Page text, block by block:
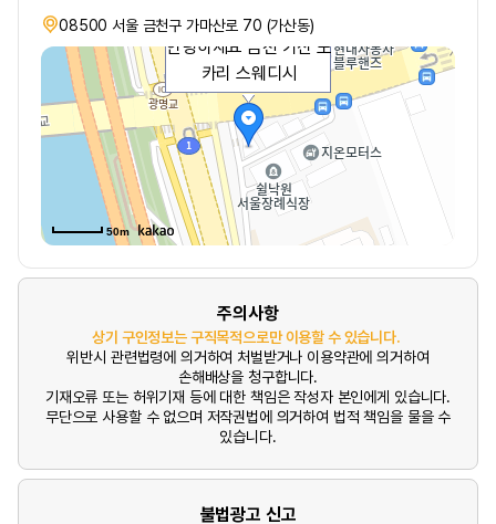
08500 서울 금천구 가마산로 70 (가산동)
안녕하세요 금천 가산 포
카리 스웨디시
50m
주의사항
상기 구인정보는 구직목적으로만 이용할 수 있습니다.
위반시 관련법령에 의거하여 처벌받거나 이용약관에 의거하여
손해배상을 청구합니다.
기재오류 또는 허위기재 등에 대한 책임은 작성자 본인에게 있습니다.
무단으로 사용할 수 없으며 저작권법에 의거하여 법적 책임을 물을 수
있습니다.
불법광고 신고